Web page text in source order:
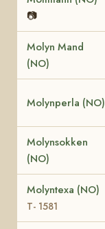
📷
Molyn Mand
(NO)
Molynperla (NO)
Molynsokken
(NO)
Molyntexa (NO)
T- 1581